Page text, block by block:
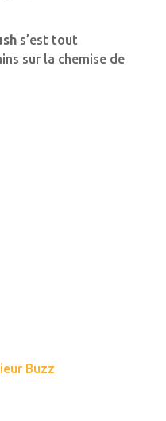
s’est tout
sur la chemise de
Buzz